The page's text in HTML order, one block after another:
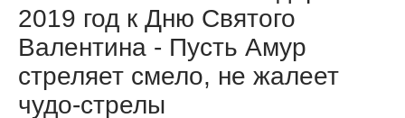
2019 год к Дню Святого
Валентина - Пусть Амур
стреляет смело, не жалеет
чудо-стрелы